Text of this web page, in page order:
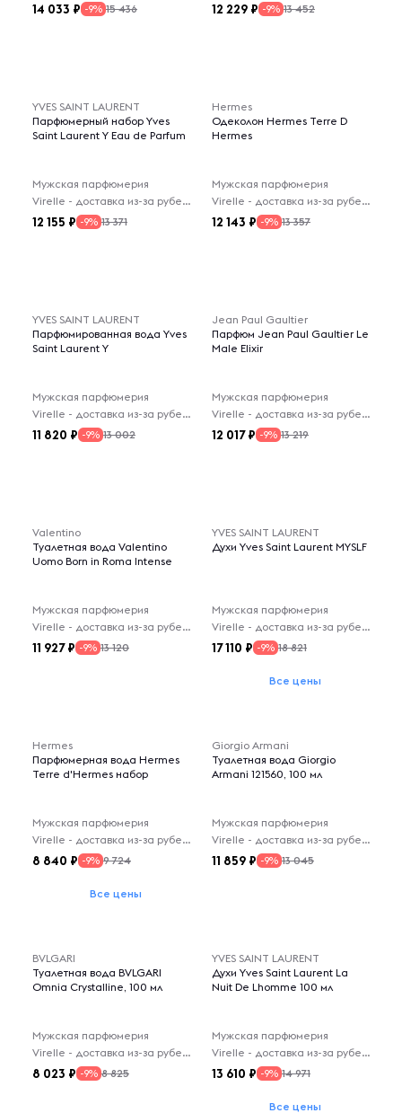
14 033 -9% 15 436 12 229 -9% 13 452
YVES SAINT LAURENT
Парфюмерный набор Yves
Saint Laurent Y Eau de Parfum
Мужская парфюмерия
Virelle - доставка из-за рубежа
12 155 -9% 13 371
Hermes
Одеколон Hermes Terre D
Hermes
Мужская парфюмерия
Virelle - доставка из-за рубежа
12 143 -9% 13 357
YVES SAINT LAURENT
Парфюмированная вода Yves
Saint Laurent Y
Мужская парфюмерия
Virelle - доставка из-за рубежа
11 820 -9% 13 002
Jean Paul Gaultier
Парфюм Jean Paul Gaultier Le
Male Elixir
Мужская парфюмерия
Virelle - доставка из-за рубежа
12 017 -9% 13 219
Valentino
Туалетная вода Valentino
Uomo Born in Roma Intense
Мужская парфюмерия
Virelle - доставка из-за рубежа
11 927 -9% 13 120
YVES SAINT LAURENT
Духи Yves Saint Laurent MYSLF
Мужская парфюмерия
Virelle - доставка из-за рубежа
17 110 -9% 18 821
Все цены
Hermes
Парфюмерная вода Hermes
Terre d'Hermes набор
Мужская парфюмерия
Virelle - доставка из-за рубежа
8 840 -9% 9 724
Все цены
Giorgio Armani
Туалетная вода Giorgio
Armani 121560, 100 мл
Мужская парфюмерия
Virelle - доставка из-за рубежа
11 859 -9% 13 045
BVLGARI
Туалетная вода BVLGARI
Omnia Crystalline, 100 мл
Мужская парфюмерия
Virelle - доставка из-за рубежа
8 023 -9% 8 825
YVES SAINT LAURENT
Духи Yves Saint Laurent La
Nuit De Lhomme 100 мл
Мужская парфюмерия
Virelle - доставка из-за рубежа
13 610 -9% 14 971
Все цены